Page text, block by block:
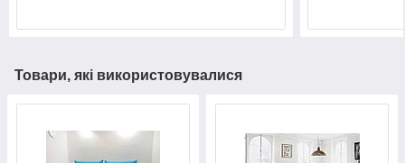
Товари, які використовувалися